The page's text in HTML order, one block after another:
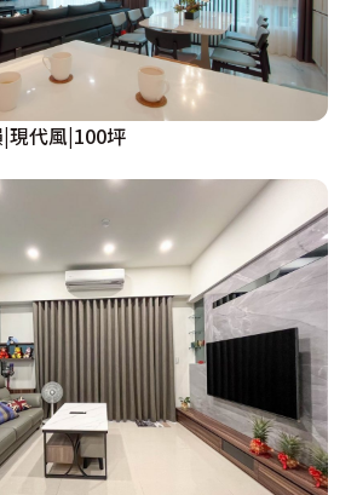
主臥的部分將原先幾乎沒在使用的浴
浴間使用。
太空間設計】提供
現代風|100坪